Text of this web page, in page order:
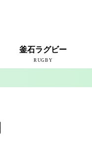
釜石ラグビー
RUGBY